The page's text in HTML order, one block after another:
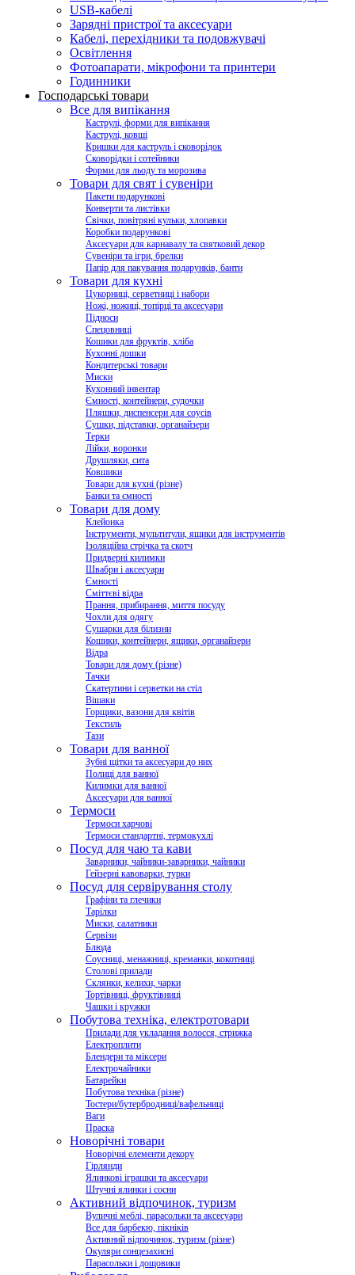
USB-кабелі
Зарядні пристрої та аксесуари
Кабелі, перехідники та подовжувачі
Освітлення
Фотоапарати, мікрофони та принтери
Годинники
Господарські товари
Все для випікання
Каструлі, форми для випікання
Каструлі, ковші
Кришки для каструль і сковорідок
Сковорідки і сотейники
Форми для льоду та морозива
Товари для свят і сувеніри
Пакети подарункові
Конверти та листівки
Свічки, повітряні кульки, хлопавки
Коробки подарункові
Аксесуари для карнавалу та святковий декор
Сувеніри та ігри, брелки
Папір для пакування подарунків, банти
Товари для кухні
Цукорниці, серветниці і набори
Ножі, ножиці, топірці та аксесуари
Підноси
Спецовниці
Кошики для фруктів, хліба
Кухонні дошки
Кондитерські товари
Миски
Кухонний інвентар
Ємності, контейнери, судочки
Пляшки, диспенсери для соусів
Сушки, підставки, органайзери
Терки
Лійки, воронки
Друшляки, сита
Ковшики
Товари для кухні (різне)
Банки та ємності
Товари для дому
Клейонка
Інструменти, мультитули, ящики для інструментів
Ізоляційна стрічка та скотч
Придверні килимки
Швабри і аксесуари
Ємності
Сміттєві відра
Прання, прибирання, миття посуду
Чохли для одягу
Сушарки для білизни
Кошики, контейнери, ящики, органайзери
Відра
Товари для дому (різне)
Тачки
Скатертини і серветки на стіл
Вішаки
Горщики, вазони для квітів
Текстиль
Тази
Товари для ванної
Зубні щітки та аксесуари до них
Полиці для ванної
Килимки для ванної
Аксесуари для ванної
Термоси
Термоси харчові
Термоси стандартні, термокухлі
Посуд для чаю та кави
Заварники, чайники-заварники, чайники
Гейзерні кавоварки, турки
Посуд для сервірування столу
Графіни та глечики
Тарілки
Миски, салатники
Сервізи
Блюда
Соусниці, менажниці, креманки, кокотниці
Столові прилади
Склянки, келихи, чарки
Тортівниці, фруктівниці
Чашки і кружки
Побутова техніка, електротовари
Прилади для укладання волосся, стрижка
Електроплити
Блендери та міксери
Електрочайники
Батарейки
Побутова техніка (різне)
Тостери/бутербродниці/вафельниці
Ваги
Праска
Новорічні товари
Новорічні елементи декору
Гірлянди
Ялинкові іграшки та аксесуари
Штучні ялинки і сосни
Активний відпочинок, туризм
Вуличні меблі, парасольки та аксесуари
Все для барбекю, пікніків
Активний відпочинок, туризм (різне)
Окуляри сонцезахисні
Парасольки і дощовики